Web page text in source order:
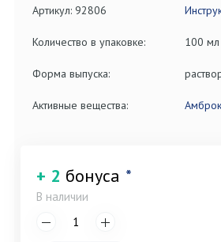
Артикул: 92806
Количество в упаковке: 100 мл
Форма выпуска:
Активные вещества:
+ 2 бонуса *
В наличии